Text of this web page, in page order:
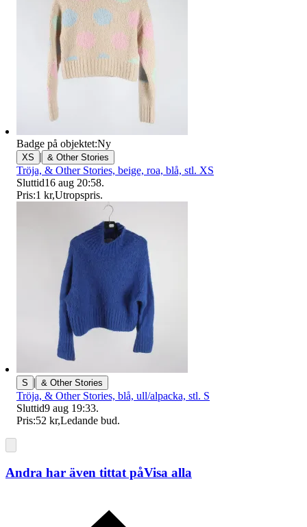
Badge på objektet:Ny
XS | & Other Stories
Tröja, & Other Stories, beige, roa, blå, stl. XS
Sluttid16 aug 20:58.
Pris:1 kr,Utropspris.
S | & Other Stories
Tröja, & Other Stories, blå, ull/alpacka, stl. S
Sluttid9 aug 19:33.
Pris:52 kr,Ledande bud.
Andra har även tittat påVisa alla